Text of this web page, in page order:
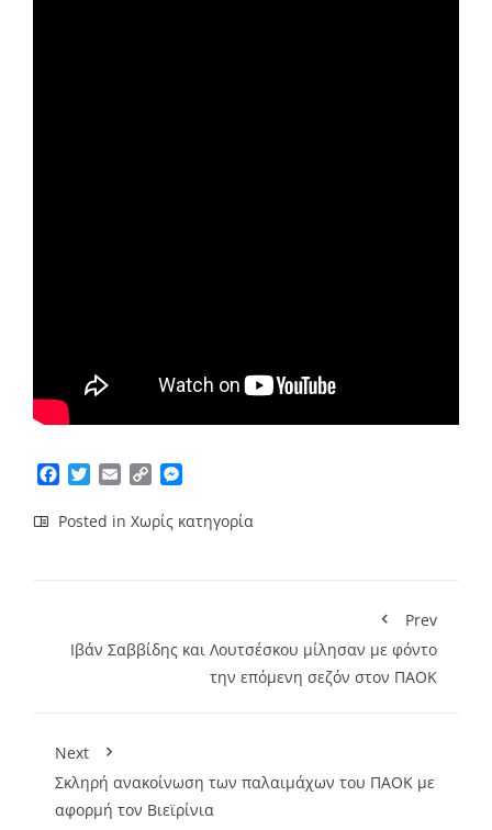
Facebook
TwitterEmailCopy
Posted in Χωρίς κατηγορία
Prev
Ιβάν Σαββίδης και Λουτσέσκου μίλησαν με φόντο
την επόμενη σεζόν στον ΠΑΟΚ
Next
Σκληρή ανακοίνωση των παλαιμάχων του ΠΑΟΚ με
αφορμή τον Βιεϊρίνια